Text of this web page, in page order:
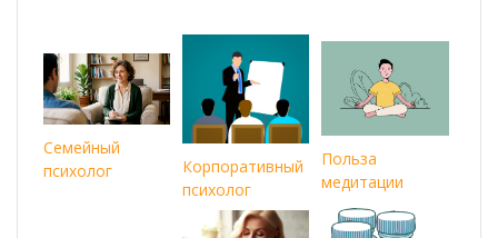
Семейный
психолог
Корпоративный
психолог
Польза
медитации